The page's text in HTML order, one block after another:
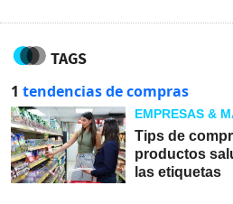
TAGS
1 tendencias de compras
EMPRESAS &
Tips de
productos
las etiquetas